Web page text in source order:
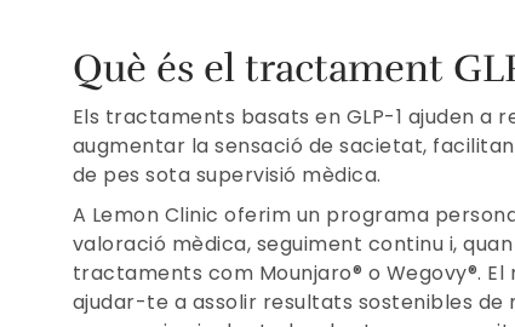
Què és el tractament
Els tractaments basats en GLP-1 ajuden a
augmentar la sensació de sacietat,
de pes sota supervisió mèdica.
A Lemon Clinic oferim un programa
valoració mèdica, seguiment continu i,
tractaments com Mounjaro® o Wegovy®.
ajudar-te a assolir resultats sostenibles de